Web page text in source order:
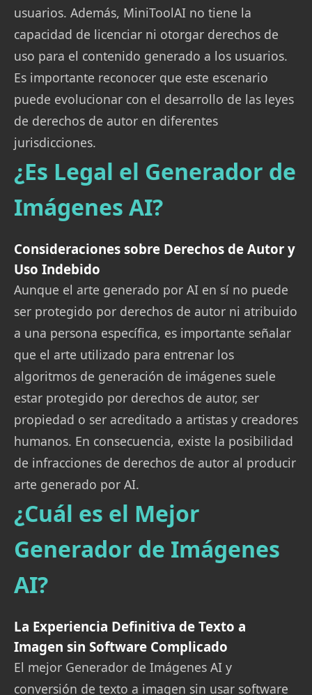
usuarios. Además, MiniToolAI no tiene la
capacidad de licenciar ni otorgar derechos de
uso para el contenido generado a los usuarios.
Es importante reconocer que este escenario
puede evolucionar con el desarrollo de las leyes
de derechos de autor en diferentes
jurisdicciones.
¿Es Legal el Generador de
Imágenes AI?
Consideraciones sobre Derechos de Autor y
Uso Indebido
Aunque el arte generado por AI en sí no puede
ser protegido por derechos de autor ni atribuido
a una persona específica, es importante señalar
que el arte utilizado para entrenar los
algoritmos de generación de imágenes suele
estar protegido por derechos de autor, ser
propiedad o ser acreditado a artistas y creadores
humanos. En consecuencia, existe la posibilidad
de infracciones de derechos de autor al producir
arte generado por AI.
¿Cuál es el Mejor
Generador de Imágenes
AI?
La Experiencia Definitiva de Texto a
Imagen sin Software Complicado
El mejor Generador de Imágenes AI y
conversión de texto a imagen sin usar software